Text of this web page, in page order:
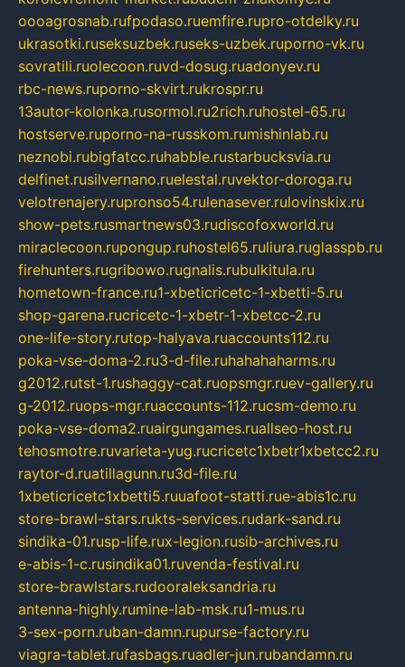
oooagrosnab.rufpodaso.ruemfire.rupro-otdelky.ru
ukrasotki.ruseksuzbek.ruseks-uzbek.ruporno-vk.ru
sovratili.ruolecoon.ruvd-dosug.ruadonyev.ru
rbc-news.ruporno-skvirt.rukrospr.ru
13autor-kolonka.rusormol.ru2rich.ruhostel-65.ru
hostserve.ruporno-na-russkom.rumishinlab.ru
neznobi.rubigfatcc.ruhabble.rustarbucksvia.ru
delfinet.rusilvernano.ruelestal.ruvektor-doroga.ru
velotrenajery.rupronso54.rulenasever.rulovinskix.ru
show-pets.rusmartnews03.rudiscofoxworld.ru
miraclecoon.rupongup.ruhostel65.ruliura.ruglasspb.ru
firehunters.rugribowo.rugnalis.rubulkitula.ru
hometown-france.ru1-xbeticricetc-1-xbetti-5.ru
shop-garena.rucricetc-1-xbetr-1-xbetcc-2.ru
one-life-story.rutop-halyava.ruaccounts112.ru
poka-vse-doma-2.ru3-d-file.ruhahahaharms.ru
g2012.rutst-1.rushaggy-cat.ruopsmgr.ruev-gallery.ru
g-2012.ruops-mgr.ruaccounts-112.rucsm-demo.ru
poka-vse-doma2.ruairgungames.ruallseo-host.ru
tehosmotre.ruvarieta-yug.rucricetc1xbetr1xbetcc2.ru
raytor-d.ruatillagunn.ru3d-file.ru
1xbeticricetc1xbetti5.ruuafoot-statti.rue-abis1c.ru
store-brawl-stars.rukts-services.rudark-sand.ru
sindika-01.rusp-life.rux-legion.rusib-archives.ru
e-abis-1-c.rusindika01.ruvenda-festival.ru
store-brawlstars.rudooraleksandria.ru
antenna-highly.rumine-lab-msk.ru1-mus.ru
3-sex-porn.ruban-damn.rupurse-factory.ru
viagra-tablet.rufasbags.ruadler-jun.rubandamn.ru